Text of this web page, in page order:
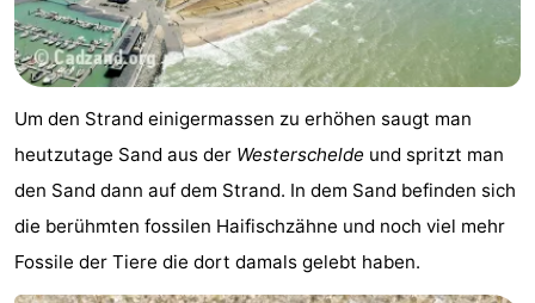
Parken
Reisebuchshop
Medizin
Adressen
Region
Zeeland
Walcheren
Um den Strand einigermassen zu erhöhen saugt man
heutzutage Sand aus der Westerschelde und spritzt man
den Sand dann auf dem Strand. In dem Sand befinden sich
die berühmten fossilen Haifischzähne und noch viel mehr
Fossile der Tiere die dort damals gelebt haben.